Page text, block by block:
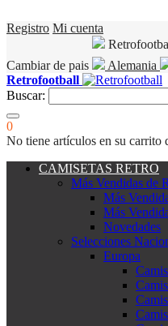
Registro Mi cuenta
Cambiar de pais
Alemania
Retrofootball
Buscar:
0
No tiene artículos en su carrito
CAMISETAS RETRO
Más Vendidas de
Más
Más
Novedades
Selecciones
Europa